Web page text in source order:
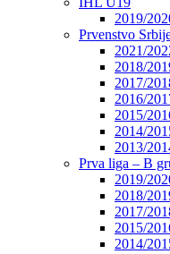
2019/
Prvenstvo
2021/
2018/
2017/
2016/
2015/
2014/
2013/
Prva liga – B
2019/
2018/
2017/
2015/
2014/